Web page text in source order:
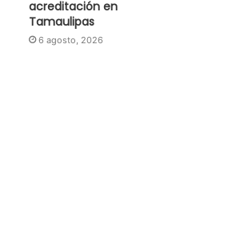
acreditación en
Tamaulipas
6 agosto, 2026